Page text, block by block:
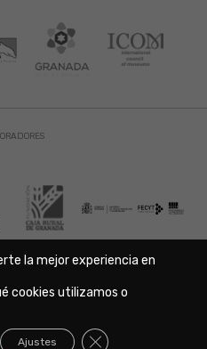
| Política de Cookies
Ciencias. Avda. de la Ciencia s/n
131 900. Todos los derechos
la mejor experiencia en
cookies utilizamos o
Ajustes Cerrar el banner de